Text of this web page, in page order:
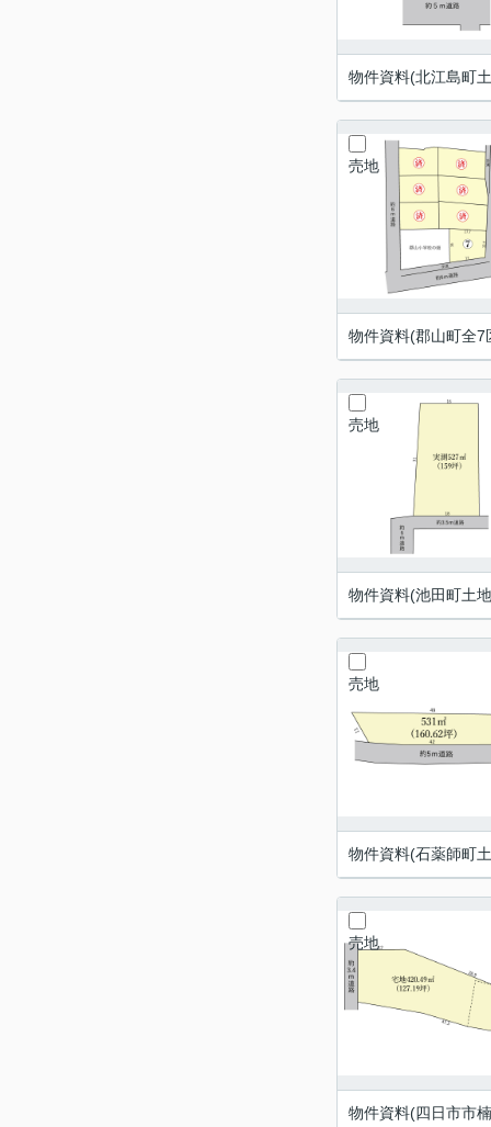
物件資料(北江島町
売地
物件資料(郡山町全7
売地
物件資料(池田町土
売地
物件資料(石薬師町
売地
物件資料(四日市市